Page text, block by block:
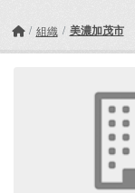
組織 美濃加茂市